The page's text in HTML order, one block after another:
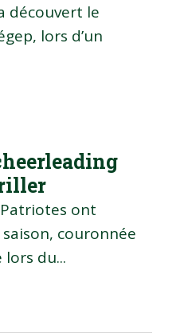
découvert le
lors d’un
Patriotes ont
couronnée
lors du...